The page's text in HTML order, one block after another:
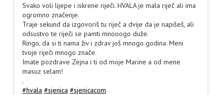
Svako voli lijepe i iskrene riječi. HVALA je mala riječ ali ima
ogromno značenje.
Traje sekund da izgovoriš tu riječ a dvije da je napišeš, ali
odsustvo te riječi se pamti mnooogo duže.
Ringo, da si ti nama živ i zdrav još mnogo godina. Meni
tvoje riječi mnogo znače.
Imate pozdrave Zejna i ti od moje Marine a od mene
masuz selam!
.
#hvala #sjenica #sjenicacom